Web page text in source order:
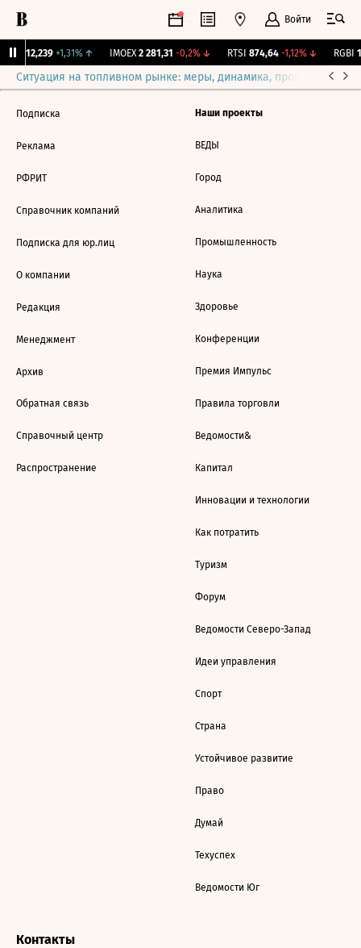
Войти
12,239 +1,31%↑ IMOEX 2 281,31 -0,2%↓ RTSI 874,64 -1,12%↓ RGBI
Ситуация на топливном рынке: меры, динамика, прогнозы
Подписка
Реклама
РФРИТ
Справочник компаний
Подписка для юр.лиц
О компании
Редакция
Менеджмент
Архив
Обратная связь
Справочный центр
Распространение
Наши проекты
ВЕДЫ
Город
Аналитика
Промышленность
Наука
Здоровье
Конференции
Премия Импульс
Правила торговли
Ведомости&
Капитал
Инновации и технологии
Как потратить
Туризм
Форум
Ведомости Северо-Запад
Идеи управления
Спорт
Страна
Устойчивое развитие
Право
Думай
Техуспех
Ведомости Юг
Контакты